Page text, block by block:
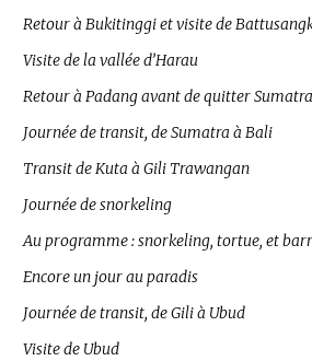
Retour à Bukitinggi et visite de
Visite de la vallée d’Harau
Retour à Padang avant de quitter Sumatra
Journée de transit, de Sumatra à Bali
Transit de Kuta à Gili Trawangan
Journée de snorkeling
Au programme : snorkeling, tortue, et
Encore un jour au paradis
Journée de transit, de Gili à Ubud
Visite de Ubud